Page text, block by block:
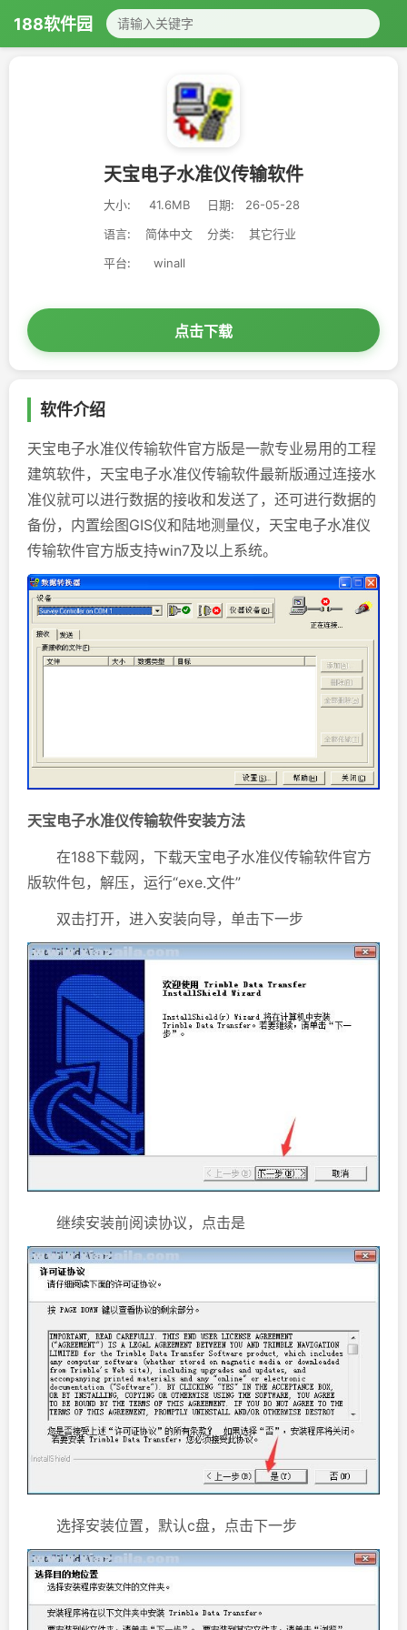
188软件园
天宝电子水准仪传输软件
大小: 41.6MB 日期:
26-05-28
语言:
简体中文 分类:
其它行业
平台:
winall
点击下载
软件介绍
天宝电子水准仪传输软件官方版是一款专业易用的工程
建筑软件，天宝电子水准仪传输软件最新版通过连接水
准仪就可以进行数据的接收和发送了，还可进行数据的
备份，内置绘图GIS仪和陆地测量仪，天宝电子水准仪
传输软件官方版支持win7及以上系统。
天宝电子水准仪传输软件安装方法
在188下载网，下载天宝电子水准仪传输软件官方
版软件包，解压，运行“exe.文件”
双击打开，进入安装向导，单击下一步
继续安装前阅读协议，点击是
选择安装位置，默认c盘，点击下一步